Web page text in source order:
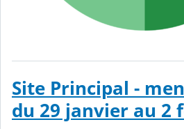
Site Principal -
du 29 janvier au 2